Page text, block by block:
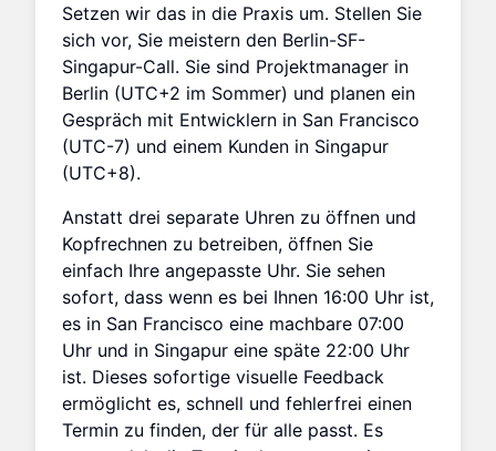
Setzen wir das in die Praxis um. Stellen Sie
sich vor, Sie meistern den Berlin-SF-
Singapur-Call. Sie sind Projektmanager in
Berlin (UTC+2 im Sommer) und planen ein
Gespräch mit Entwicklern in San Francisco
(UTC-7) und einem Kunden in Singapur
(UTC+8).
Anstatt drei separate Uhren zu öffnen und
Kopfrechnen zu betreiben, öffnen Sie
einfach Ihre angepasste Uhr. Sie sehen
sofort, dass wenn es bei Ihnen 16:00 Uhr ist,
es in San Francisco eine machbare 07:00
Uhr und in Singapur eine späte 22:00 Uhr
ist. Dieses sofortige visuelle Feedback
ermöglicht es, schnell und fehlerfrei einen
Termin zu finden, der für alle passt. Es